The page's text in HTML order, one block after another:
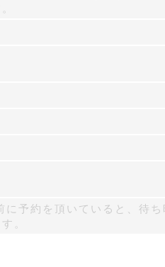
予約を頂いていると、待
。